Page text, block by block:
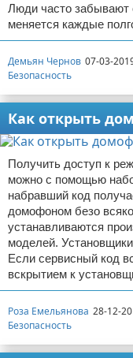
Люди часто забывают
меняется каждые
Демьян Чернов 07-03-
Безопасность
Как открыть
Получить доступ к
можно с помощью
набравший код
домофоном безо
устанавливаются
моделей.
Если сервисный код
вскрытием к
Роза Емельянова 28-12-
Безопасность